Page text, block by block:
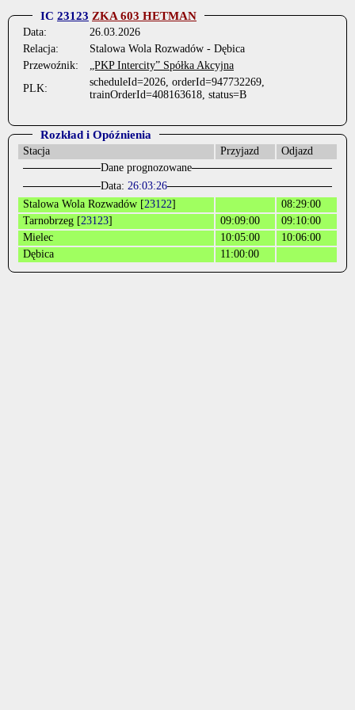
IC 23123 ZKA 603 HETMAN
Data:
26.03.2026
Relacja:
Stalowa Wola Rozwadów - Dębica
Przewoźnik:
„PKP Intercity” Spółka Akcyjna
PLK:
scheduleId=2026, orderId=947732269,
trainOrderId=408163618, status=B
Rozkład i Opóźnienia
Stacja Przyjazd
Odjazd
Dane prognozowane
Data: 26:03:26
Stalowa Wola Rozwadów [23122]
08:29:00
Tarnobrzeg [23123] 09:09:00
09:10:00
Mielec
10:05:00
10:06:00
Dębica
11:00:00